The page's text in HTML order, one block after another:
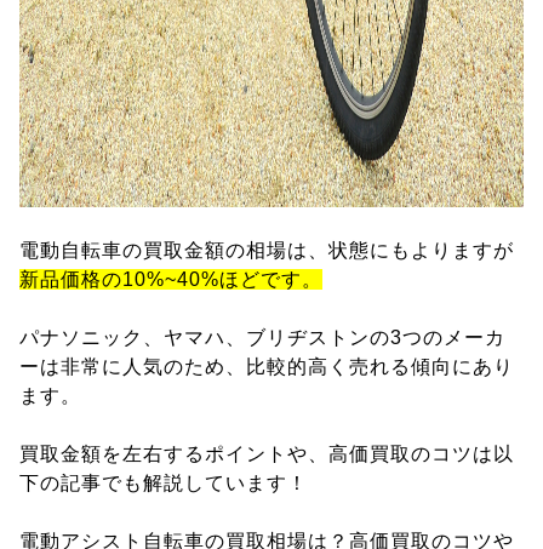
電動自転車の買取金額の相場は、状態にもよりますが
新品価格の10%~40%ほどです。
パナソニック、ヤマハ、ブリヂストンの3つのメーカ
ーは非常に人気のため、比較的高く売れる傾向にあり
ます。
買取金額を左右するポイントや、高価買取のコツは以
下の記事でも解説しています！
電動アシスト自転車の買取相場は？高価買取のコツや